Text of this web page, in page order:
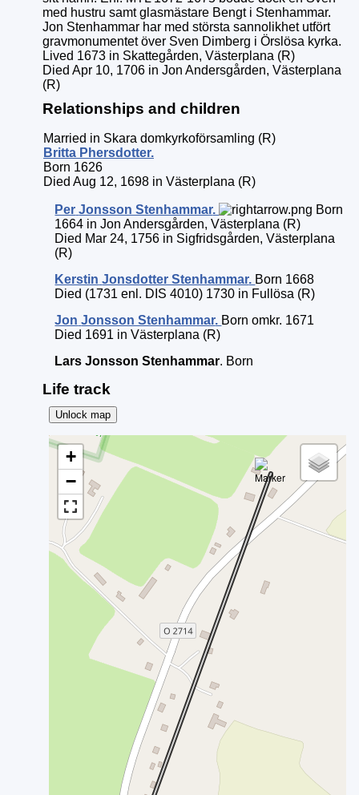
med hustru samt glasmästare Bengt i Stenhammar.
Jon Stenhammar har med största sannolikhet utfört
gravmonumentet över Sven Dimberg i Örslösa kyrka.
Lived 1673 in Skattegården, Västerplana (R)
Died Apr 10, 1706 in Jon Andersgården, Västerplana
(R)
Relationships and children
Married in Skara domkyrkoförsamling (R)
Britta Phersdotter.
Born 1626
Died Aug 12, 1698 in Västerplana (R)
Per Jonsson Stenhammar.
Born
1664 in Jon Andersgården, Västerplana (R)
Died Mar 24, 1756 in Sigfridsgården, Västerplana
(R)
Kerstin Jonsdotter Stenhammar. Born 1668
Died (1731 enl. DIS 4010) 1730 in Fullösa (R)
Jon Jonsson Stenhammar. Born omkr. 1671
Died 1691 in Västerplana (R)
Lars Jonsson Stenhammar. Born
Life track
Unlock map
+
−